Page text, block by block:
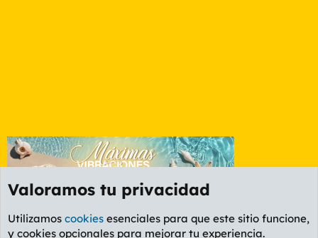
Foro General
Valoramos tu privacidad
Utilizamos cookies esenciales para que este sitio funcione,
y cookies opcionales para mejorar tu experiencia.